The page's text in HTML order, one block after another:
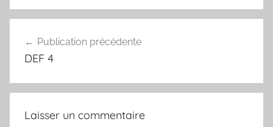
de
Publication précédente
DEF 4
Laisser un commentaire